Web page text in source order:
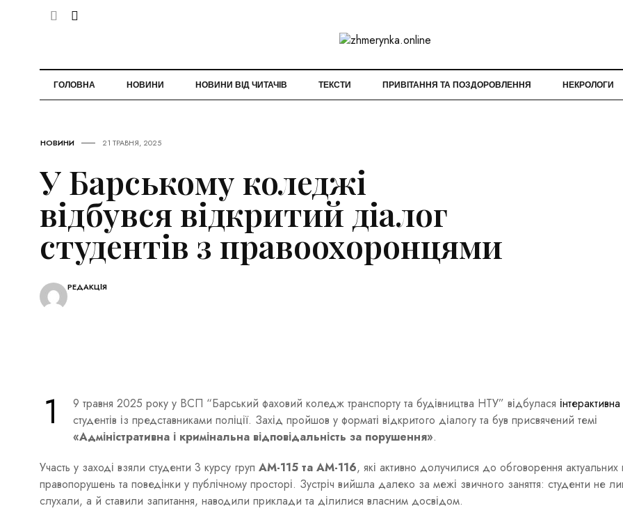
ГОЛОВНА НОВИНИ НОВИНИ ВІД ЧИТАЧІВ ТЕКСТИ ПРИВІТАННЯ ТА ПОЗДОРОВЛЕННЯ НЕКРОЛОГИ
НОВИНИ 21 ТРАВНЯ, 2025
У Барському коледжі
відбувся відкритий діалог
студентів з правоохоронцями
РЕДАКЦІЯ
1 9 травня 2025 року у ВСП “Барський фаховий коледж транспорту та будівництва НТУ” відбулася інтерактивна
студентів із представниками поліції. Захід пройшов у форматі відкритого діалогу та був присвячений темі
«Адміністративна і кримінальна відповідальність за порушення».
Участь у заході взяли студенти 3 курсу груп АМ-115 та АМ-116, які активно долучилися до обговорення актуальних
правопорушень та поведінки у публічному просторі. Зустріч вийшла далеко за межі звичного заняття: студенти не
слухали, а й ставили запитання, наводили приклади та ділилися власним досвідом.